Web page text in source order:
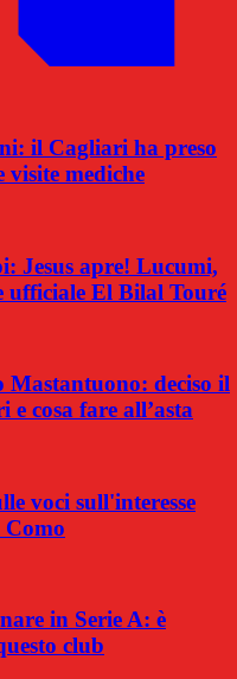
il Cagliari ha preso
mediche
Jesus apre! Lucumi,
El Bilal Touré
deciso il
cosa fare all’asta
voci sull'interesse
Como
in Serie A: è
club